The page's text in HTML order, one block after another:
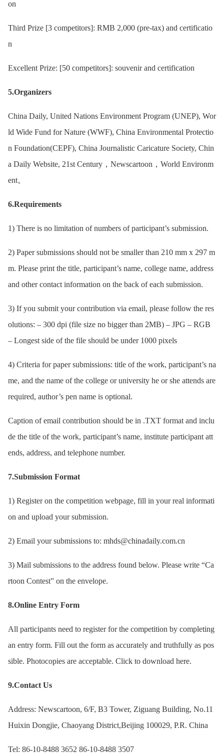
on
Third Prize [3 competitors]: RMB 2,000 (pre-tax) and certificatio
n
Excellent Prize: [50 competitors]: souvenir and certification
5.Organizers
China Daily, United Nations Environment Program (UNEP), Wor
ld Wide Fund for Nature (WWF), China Environmental Protectio
n Foundation(CEPF), China Journalistic Caricature Society, Chin
a Daily Website, 21st Century，Newscartoon，World Environm
ent。
6.Requirements
1) There is no limitation of numbers of participant’s submission.
2) Paper submissions should not be smaller than 210 mm x 297 m
m. Please print the title, participant’s name, college name, address
and other contact information on the back of each submission.
3) If you submit your contribution via email, please follow the res
olutions: – 300 dpi (file size no bigger than 2MB) – JPG – RGB
– Longest side of the file should be under 1000 pixels
4) Criteria for paper submissions: title of the work, participant’s na
me, and the name of the college or university he or she attends are
required, author’s pen name is optional.
Caption of email contribution should be in .TXT format and inclu
de the title of the work, participant’s name, institute participant att
ends, address, and telephone number.
7.Submission Format
1) Register on the competition webpage, fill in your real informati
on and upload your submission.
2) Email your submissions to: mhds@chinadaily.com.cn
3) Mail submissions to the address found below. Please write “Ca
rtoon Contest” on the envelope.
8.Online Entry Form
All participants need to register for the competition by completing
an entry form. Fill out the form as accurately and truthfully as pos
sible. Photocopies are acceptable. Click to download here.
9.Contact Us
Address: Newscartoon, 6/F, B3 Tower, Ziguang Building, No.11
Huixin Dongjie, Chaoyang District,Beijing 100029, P.R. China
Tel: 86-10-8488 3652 86-10-8488 3507